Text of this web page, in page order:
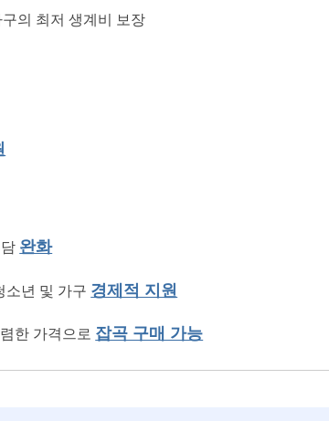
구의 최저 생계비 보장
완화
소년 및 가구 경제적 지원
한 가격으로 잡곡 구매 가능